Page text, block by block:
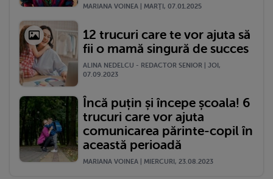
MARIANA VOINEA | MARŢI, 07.01.2025
12 trucuri care te vor ajuta să
fii o mamă singură de succes
ALINA NEDELCU - REDACTOR SENIOR | JOI,
07.09.2023
Încă puțin și începe școala! 6
trucuri care vor ajuta
comunicarea părinte-copil în
această perioadă
MARIANA VOINEA | MIERCURI, 23.08.2023